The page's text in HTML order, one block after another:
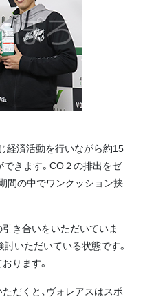
経済活動を行いながら約15
きます。CO２の排出をゼ
間の中でワンクッション挟
き合いをいただいていま
いただいている状態です。
ります。
だくと、ヴォレアスはスポ